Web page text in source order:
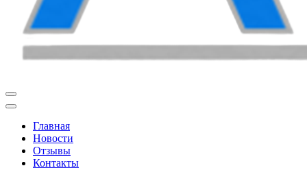
Главная
Новости
Отзывы
Контакты